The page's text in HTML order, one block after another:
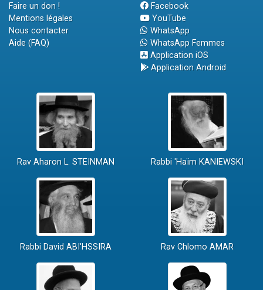
Faire un don !
Mentions légales
Nous contacter
Aide (FAQ)
Facebook
YouTube
WhatsApp
WhatsApp Femmes
Application iOS
Application Android
Rav Aharon L. STEINMAN Rabbi 'Haïm KANIEWSKI
Rabbi David ABI'HSSIRA Rav Chlomo AMAR